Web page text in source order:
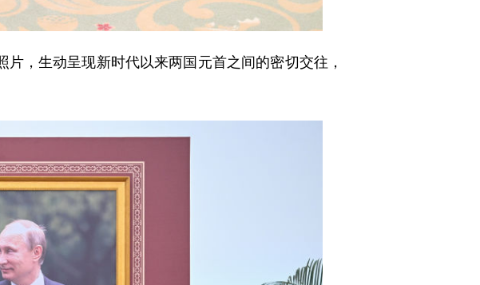
，生动呈现新时代以来两国元首之间的密切交往，